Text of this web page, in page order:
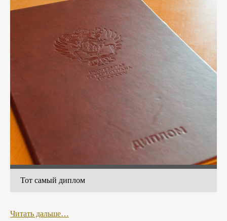
Тот самый диплом
Читать дальше…